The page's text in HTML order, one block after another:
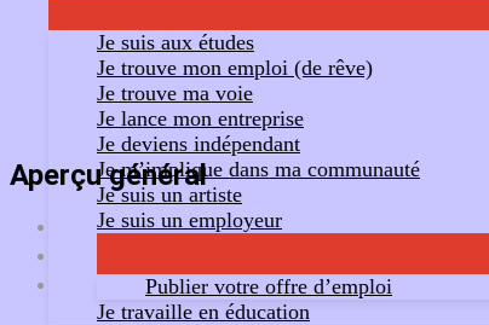
Je suis aux études
Je trouve mon emploi (de rêve)
Je trouve ma voie
Je lance mon entreprise
Je deviens indépendant
Je m’implique dans ma communauté
Je suis un artiste
Je suis un employeur
Publier votre offre d’emploi
Je travaille en éducation
Aperçu général